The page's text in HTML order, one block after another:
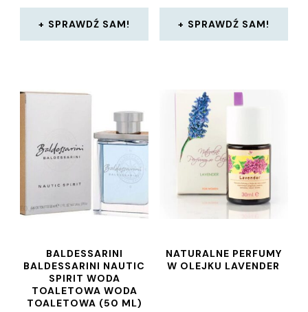
SPRAWDŹ SAM! SPRAWDŹ SAM!
BALDESSARINI
BALDESSARINI NAUTIC
SPIRIT WODA
TOALETOWA WODA
TOALETOWA (50 ML)
NATURALNE PERFUMY
W OLEJKU LAVENDER